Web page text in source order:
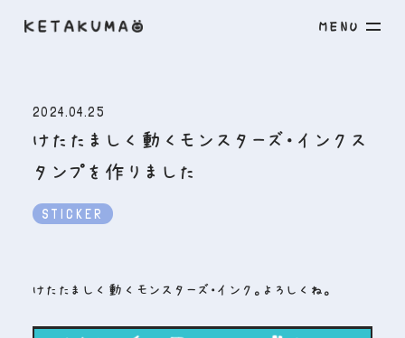
ME NU
2024.04.25
けたたましく動くモンスターズ・インクス
タンプを作りました
STICKER
けたたましく動くモンスターズ・インク。よろしくね。